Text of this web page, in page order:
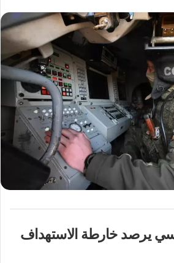
يرصد خارطة الاستهداف